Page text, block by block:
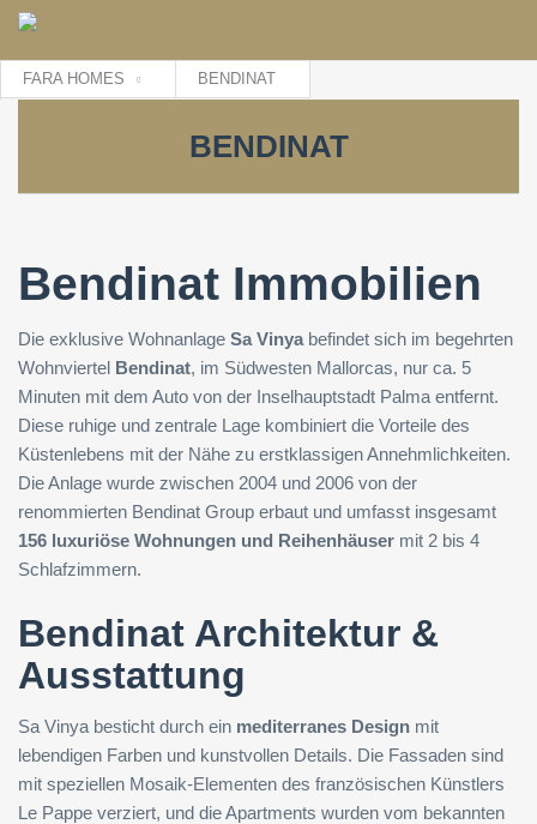
FARA HOMES BENDINAT
BENDINAT
Bendinat Immobilien
Die exklusive Wohnanlage Sa Vinya befindet sich im begehrten
Wohnviertel Bendinat, im Südwesten Mallorcas, nur ca. 5
Minuten mit dem Auto von der Inselhauptstadt Palma entfernt.
Diese ruhige und zentrale Lage kombiniert die Vorteile des
Küstenlebens mit der Nähe zu erstklassigen Annehmlichkeiten.
Die Anlage wurde zwischen 2004 und 2006 von der
renommierten Bendinat Group erbaut und umfasst insgesamt
156 luxuriöse Wohnungen und Reihenhäuser mit 2 bis 4
Schlafzimmern.
Bendinat Architektur &
Ausstattung
Sa Vinya besticht durch ein mediterranes Design mit
lebendigen Farben und kunstvollen Details. Die Fassaden sind
mit speziellen Mosaik-Elementen des französischen Künstlers
Le Pappe verziert, und die Apartments wurden vom bekannten